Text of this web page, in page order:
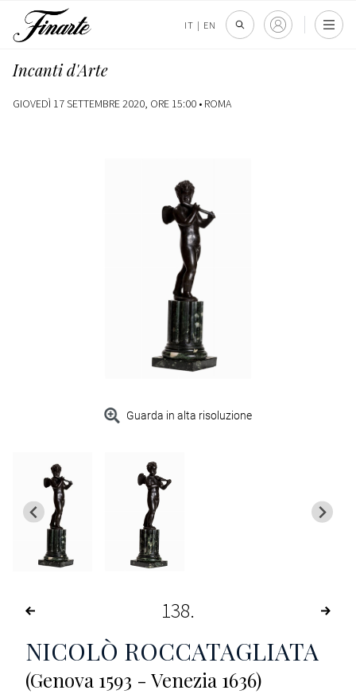
IT | EN
Incanti d'Arte
GIOVEDÌ 17 SETTEMBRE 2020, ORE 15:00 • ROMA
Guarda in alta risoluzione
138
NICOLÒ ROCCATAGLIATA
(Genova 1593 - Venezia 1636)